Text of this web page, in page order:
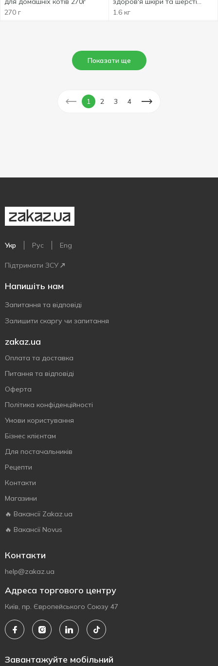
270 г
котів 1,6кг
1.6 кг
Показати ще
1 2 3 4
Укр Рус Eng
Підтримати ЗСУ
Напишіть нам
Запитання та відповіді
Залишити скаргу чи запитання
zakaz.ua
Оплата та доставка
Питання та відповіді
Оферта
Політика конфіденційності
Умови користування
Бізнес клієнтам
Для постачальників
Рецепти
Контакти
Магазини
🔥 Вакансії Zakaz.ua
🔥 Вакансії Novus
Контакти
help@zakaz.ua
Адреса торгового центру
Київ, пр. Європейського Союзу 47
Завантажуйте мобільний